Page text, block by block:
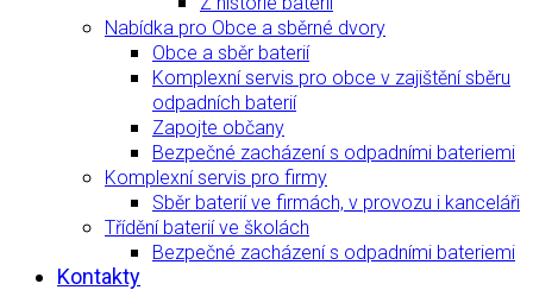
Nabídka pro Obce a sběrné dvory
Obce a sběr baterií
Komplexní servis pro obce v zajištění sběru
odpadních baterií
Zapojte občany
Bezpečné zacházení s odpadními bateriemi
Komplexní servis pro firmy
Sběr baterií ve firmách, v provozu i kanceláři
Třídění baterií ve školách
Bezpečné zacházení s odpadními bateriemi
Kontakty